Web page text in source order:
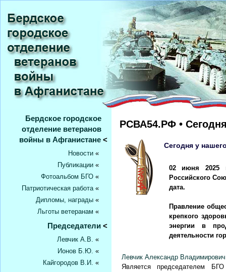
Бердское городское
отделение ветеранов
войны в Афганистане <
Новости «
Публикации «
Фотоальбом БГО «
Патриотическая работа«
Дипломы, награды «
Льготы ветеранам «
Председатели <
Левчик А.В. «
Ионов Б.Ю. «
Кайгородов В.И. «
РСВА54.РФ •
Сегодня у
02 июня 2025
Российского
дата.
Правление
крепкого
энергии в
деятельности
Левчик Александр Владимирович
Является председателем